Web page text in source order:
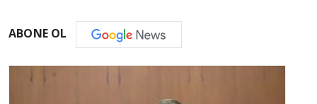
ABONE OL